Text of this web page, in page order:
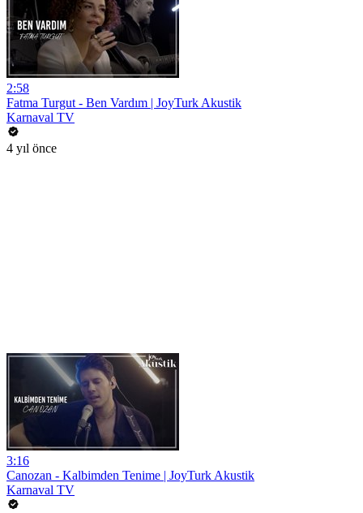
2:58
Fatma Turgut - Ben Vardım | JoyTurk Akustik
Karnaval TV
4 yıl önce
3:16
Canozan - Kalbimden Tenime | JoyTurk Akustik
Karnaval TV